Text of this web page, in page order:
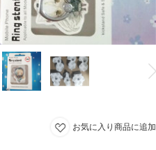
お気に入り商品に追加